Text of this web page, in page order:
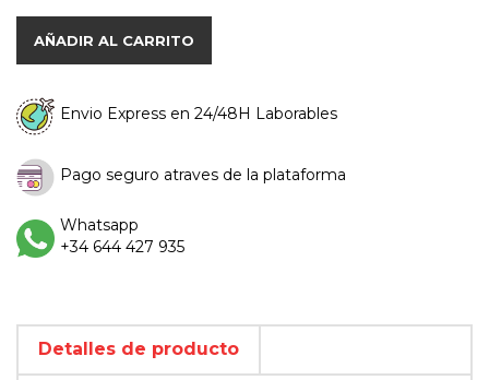
AÑADIR AL CARRITO
Envio Express en 24/48H Laborables
Pago seguro atraves de la plataforma
Whatsapp
+34 644 427 935
Detalles de producto